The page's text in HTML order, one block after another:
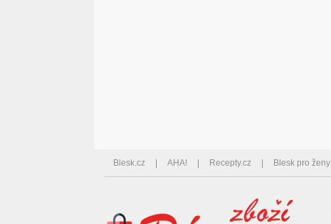
Blesk.cz AHA! Recepty.cz Blesk pro ženy